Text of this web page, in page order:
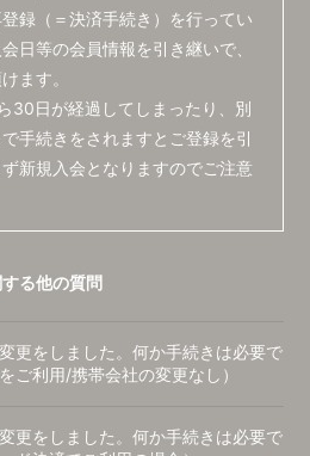
録（＝決済手続き）を行ってい
日等の会員情報を引き継いで、
ます。
30日が経過してしまったり、別
手続きをされますとご登録を引
新規入会となりますのでご注意
る他の質問
更をしました。何か手続きは必要で
ご利用/携帯会社の変更なし）
更をしました。何か手続きは必要で